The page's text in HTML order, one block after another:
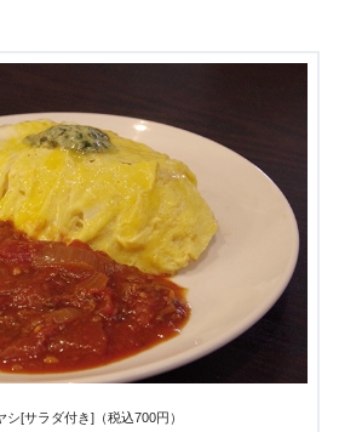
シ[サラダ付き]（税込700円）